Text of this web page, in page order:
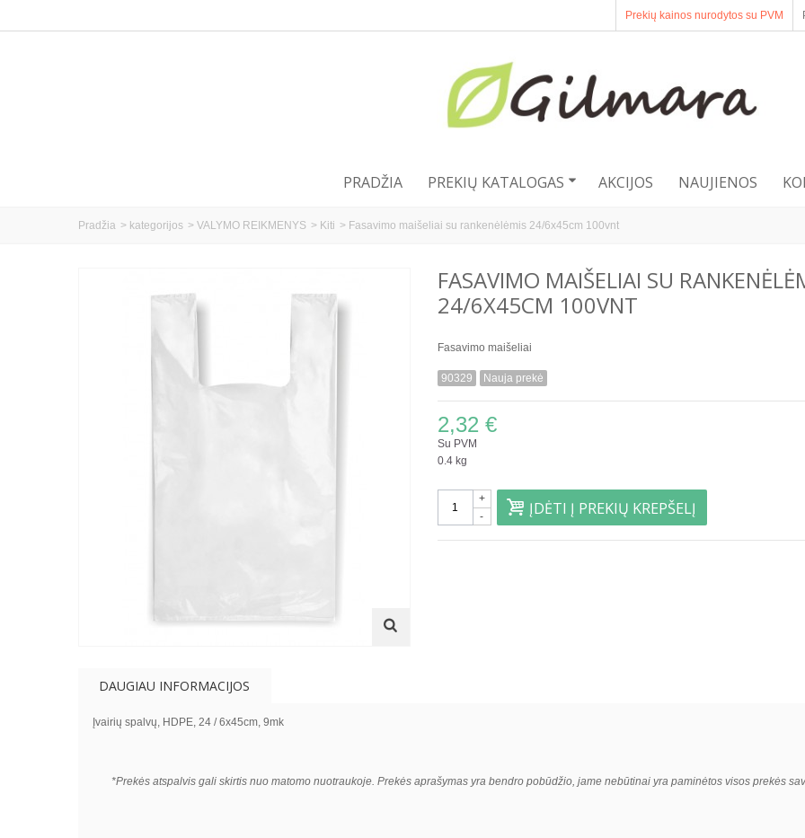
Prekių kainos nurodytos su PVM
PRADŽIA PREKIŲ KATALOGAS AKCIJOS NAUJIENOS
Pradžia > kategorijos > VALYMO REIKMENYS > Kiti > Fasavimo maišeliai su rankenėlėmis 24/6x45cm 100vnt
FASAVIMO MAIŠELIAI SU
24/6X45CM 100VNT
Fasavimo maišeliai
90329 Nauja prekė
2,32 €
Su PVM
0.4 kg
-
+ ĮDĖTI Į PREKIŲ KREPŠELĮ
DAUGIAU INFORMACIJOS
Įvairių spalvų, HDPE, 24 / 6x45cm, 9mk
*Prekės atspalvis gali skirtis nuo matomo nuotraukoje. Prekės aprašymas yra bendro pobūdžio, jame nebūtinai yra paminėtos visos prekės